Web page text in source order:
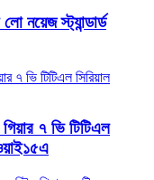
নয়েজ স্ট্যান্ডার্ড
৭ ভি টিটিএল